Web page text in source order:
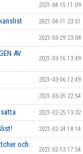
2021-04-15 11:09
2021-04-11 23:51
2021-03-29 23:08
AV
2021-03-16 13:49
2021-03-06 12:49
2021-03-05 22:54
2021-02-25 13:32
2021-02-24 18:14
och
2021-02-13 17:54